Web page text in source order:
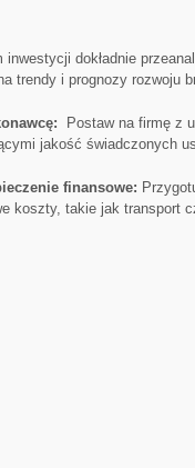
inwestycji dokładnie
trendy i⁣ prognozy rozwoju
Postaw ⁣na‌ firmę z
jakość świadczonych
finansowe:
koszty, takie⁤ jak transport